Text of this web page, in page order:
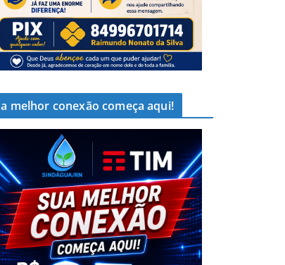
melhor conexão começa aqui!